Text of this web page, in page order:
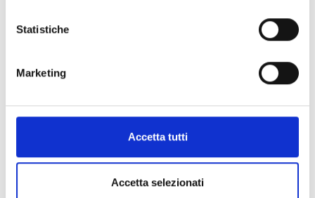
Statistiche
Marketing
Accetta tutti
Accetta selezionati
NUMERO_EDIZIONE_EVENTO
Versilia